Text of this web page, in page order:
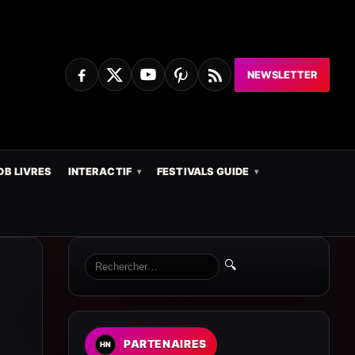
NEWSLETTER
LIVRES INTERACTIF FESTIVALS GUIDE
🔍
PARTENAIRES